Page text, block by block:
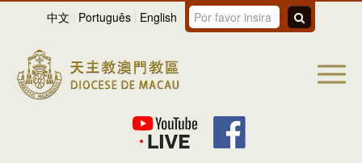
中文 Português English